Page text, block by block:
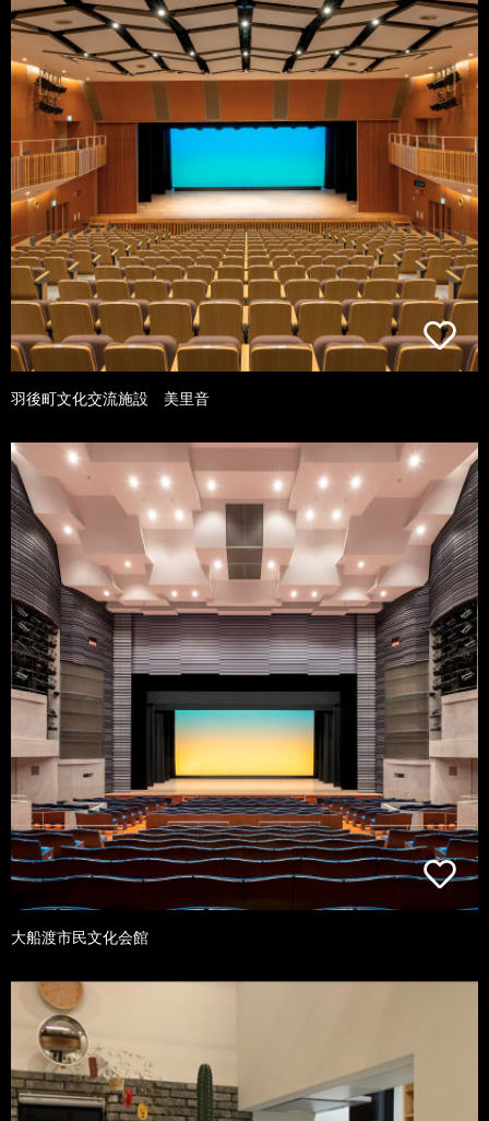
羽後町文化交流施設 美里音
大船渡市民文化会館